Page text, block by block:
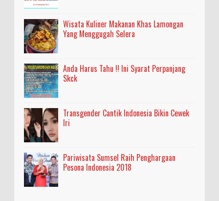
Wisata Kuliner Makanan Khas Lamongan
Yang Menggugah Selera
Anda Harus Tahu !! Ini Syarat Perpanjang
Skck
Transgender Cantik Indonesia Bikin Cewek
Iri
Pariwisata Sumsel Raih Penghargaan
Pesona Indonesia 2018